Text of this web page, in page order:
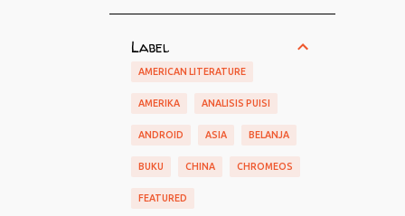
Label
AMERICAN LITERATURE
AMERIKA ANALISIS PUISI
ANDROID ASIA BELANJA
BUKU CHINA CHROMEOS
FEATURED